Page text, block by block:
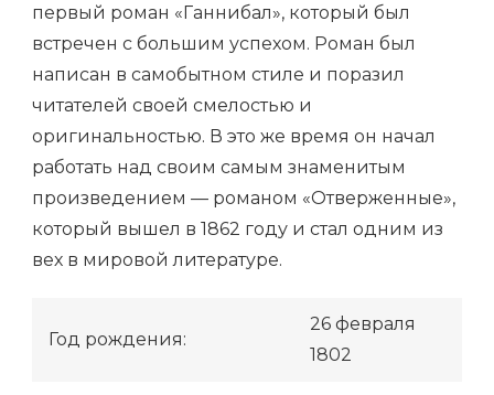
первый роман «Ганнибал», который был
встречен с большим успехом. Роман был
написан в самобытном стиле и поразил
читателей своей смелостью и
оригинальностью. В это же время он начал
работать над своим самым знаменитым
произведением — романом «Отверженные»,
который вышел в 1862 году и стал одним из
вех в мировой литературе.
Год рождения:
26 февраля
1802